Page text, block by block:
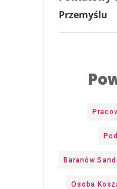
Przemyślu
Baranów
Osoba